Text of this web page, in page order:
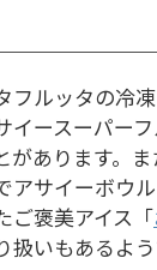
フルッタの冷
ースーパー
があります。
アサイーボウ
ご褒美アイス「
扱いもあるよう